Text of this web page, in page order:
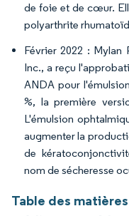
de foie et de cœur.
polyarthrite
Février 2022 : Mylan
Inc., a reçu
ANDA pour
%, la première
L'émulsion
augmenter la
de
nom de sécheresse
Table des